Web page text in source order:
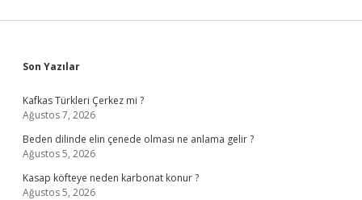
Sidebar
Son Yazılar
Kafkas Türkleri Çerkez mi ?
Ağustos 7, 2026
Beden dilinde elin çenede olması ne anlama gelir ?
Ağustos 5, 2026
Kasap köfteye neden karbonat konur ?
Ağustos 5, 2026